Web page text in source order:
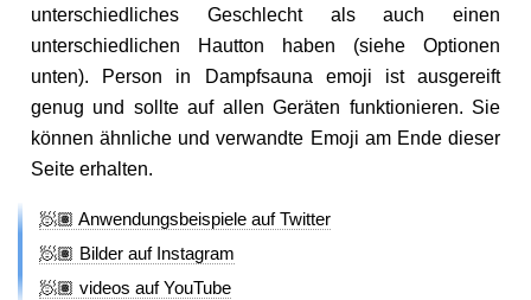
unterschiedliches Geschlecht als auch einen
unterschiedlichen Hautton haben (siehe Optionen
unten). Person in Dampfsauna emoji ist ausgereift
genug und sollte auf allen Geräten funktionieren. Sie
können ähnliche und verwandte Emoji am Ende dieser
Seite erhalten.
🧖🏽 Anwendungsbeispiele auf Twitter
🧖🏽 Bilder auf Instagram
🧖🏽 videos auf YouTube